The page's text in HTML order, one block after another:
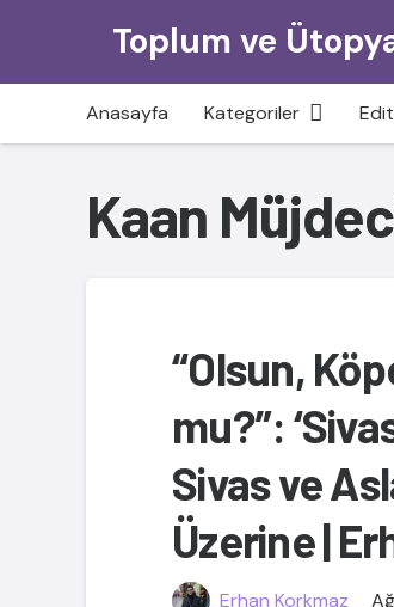
Toplum ve
Anasayfa Kategoriler
Kaan
“Olsun,
mu?”:
Sivas ve
Üzerine |
Erhan Korkmaz